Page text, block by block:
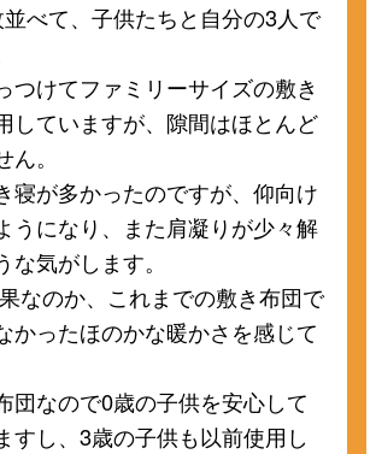
べて、子供たちと自分の3人で
つけてファミリーサイズの敷き
していますが、隙間はほとんど
。
寝が多かったのですが、仰向け
うになり、また肩凝りが少々解
気がします。
なのか、これまでの敷き布団で
かったほのかな暖かさを感じて
団なので0歳の子供を安心して
すし、3歳の子供も以前使用し